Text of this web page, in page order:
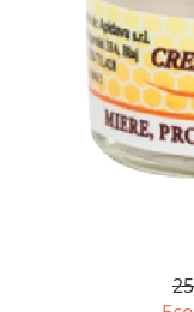
Omega 3
Par si unghii
Probiotice si
Somn stres si
Ingrijire par
Balsam masca si
Produse cu SPF
Repelenti insecte